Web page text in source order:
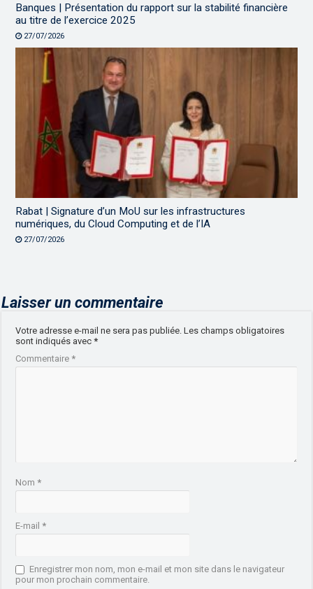
Banques | Présentation du rapport sur la stabilité financière
au titre de l’exercice 2025
27/07/2026
Rabat | Signature d’un MoU sur les infrastructures
numériques, du Cloud Computing et de l’IA
27/07/2026
Laisser un commentaire
Votre adresse e-mail ne sera pas publiée. Les champs obligatoires
sont indiqués avec*
Commentaire*
Nom*
E-mail*
Enregistrer mon nom, mon e-mail et mon site dans le navigateur
pour mon prochain commentaire.